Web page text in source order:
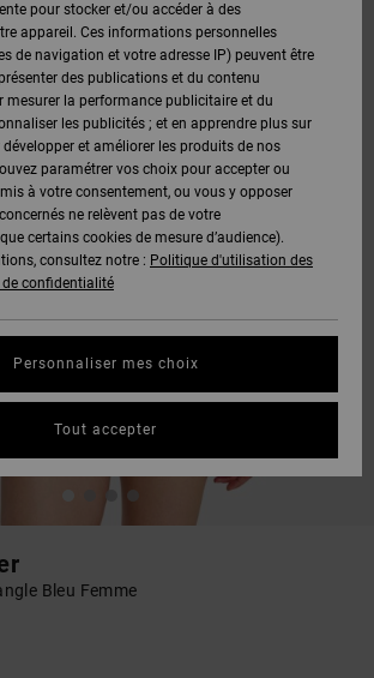
Bleu Femme
pour stocker et/ou accéder à des
appareil. Ces informations personnelles
de navigation et votre adresse IP) peuvent être
des publications et du contenu
mesurer la performance publicitaire et du
les publicités ; et en apprendre plus sur
développer et améliorer les produits de nos
paramétrer vos choix pour accepter ou
à votre consentement, ou vous y opposer
ne relèvent pas de votre
certains cookies de mesure d’audience).
consultez notre : Politique d'utilisation des
de confidentialité
Personnaliser mes choix
Tout accepter